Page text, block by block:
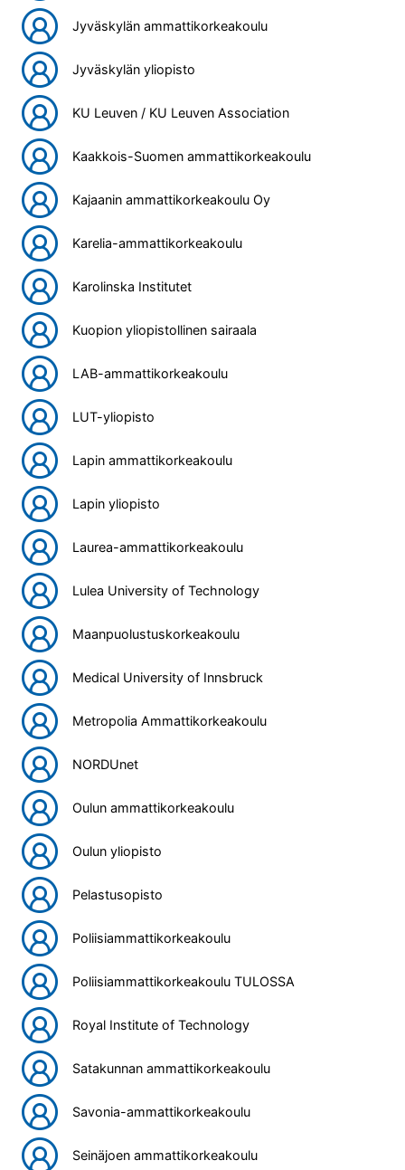
Jyväskylän ammattikorkeakoulu
Jyväskylän yliopisto
KU Leuven / KU Leuven Association
Kaakkois-Suomen ammattikorkeakoulu
Kajaanin ammattikorkeakoulu Oy
Karelia-ammattikorkeakoulu
Karolinska Institutet
Kuopion yliopistollinen sairaala
LAB-ammattikorkeakoulu
LUT-yliopisto
Lapin ammattikorkeakoulu
Lapin yliopisto
Laurea-ammattikorkeakoulu
Lulea University of Technology
Maanpuolustuskorkeakoulu
Medical University of Innsbruck
Metropolia Ammattikorkeakoulu
NORDUnet
Oulun ammattikorkeakoulu
Oulun yliopisto
Pelastusopisto
Poliisiammattikorkeakoulu
Poliisiammattikorkeakoulu TULOSSA
Royal Institute of Technology
Satakunnan ammattikorkeakoulu
Savonia-ammattikorkeakoulu
Seinäjoen ammattikorkeakoulu